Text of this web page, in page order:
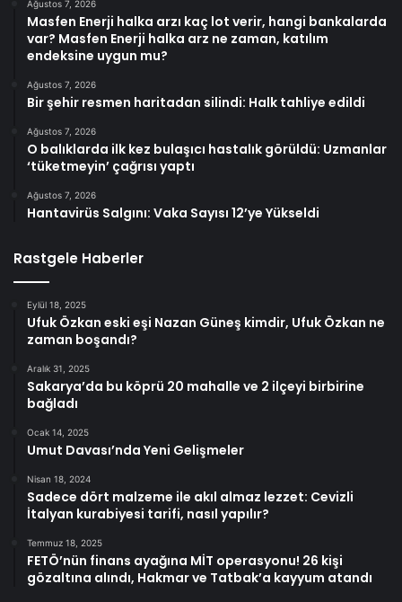
Ağustos 7, 2026
Masfen Enerji halka arzı kaç lot verir, hangi bankalarda
var? Masfen Enerji halka arz ne zaman, katılım
endeksine uygun mu?
Ağustos 7, 2026
Bir şehir resmen haritadan silindi: Halk tahliye edildi
Ağustos 7, 2026
O balıklarda ilk kez bulaşıcı hastalık görüldü: Uzmanlar
‘tüketmeyin’ çağrısı yaptı
Ağustos 7, 2026
Hantavirüs Salgını: Vaka Sayısı 12’ye Yükseldi
Rastgele Haberler
Eylül 18, 2025
Ufuk Özkan eski eşi Nazan Güneş kimdir, Ufuk Özkan ne
zaman boşandı?
Aralık 31, 2025
Sakarya’da bu köprü 20 mahalle ve 2 ilçeyi birbirine
bağladı
Ocak 14, 2025
Umut Davası’nda Yeni Gelişmeler
Nisan 18, 2024
Sadece dört malzeme ile akıl almaz lezzet: Cevizli
İtalyan kurabiyesi tarifi, nasıl yapılır?
Temmuz 18, 2025
FETÖ’nün finans ayağına MİT operasyonu! 26 kişi
gözaltına alındı, Hakmar ve Tatbak’a kayyum atandı